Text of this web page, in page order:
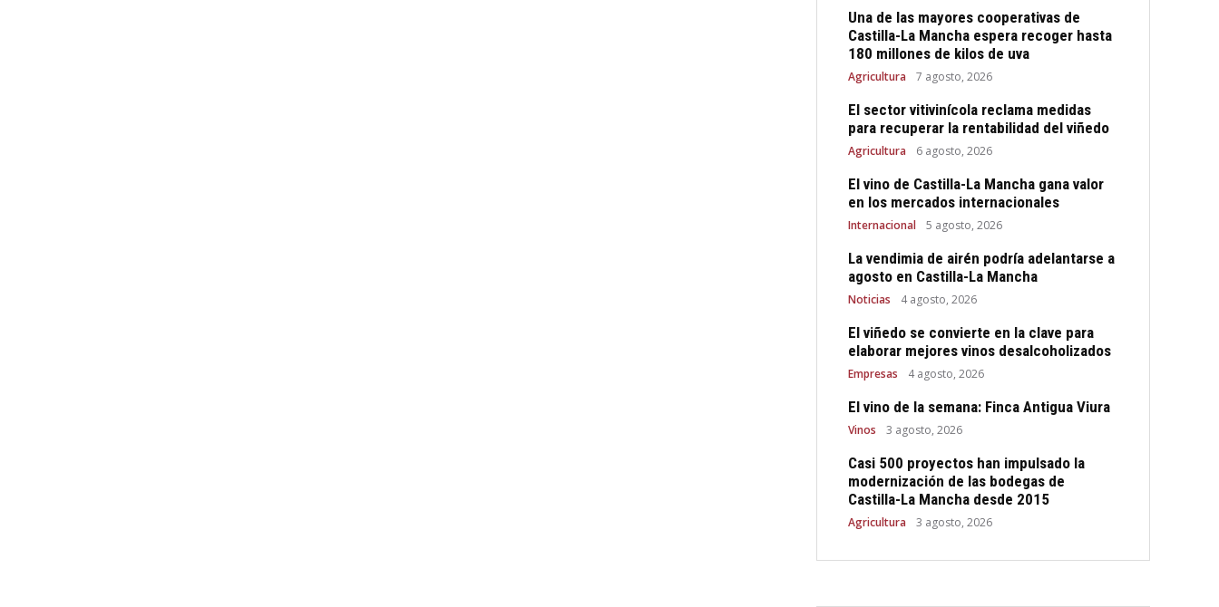
Una de las mayores cooperativas de
Castilla-La Mancha espera recoger hasta
180 millones de kilos de uva
Agricultura 7 agosto, 2026
El sector vitivinícola reclama medidas
para recuperar la rentabilidad del viñedo
Agricultura 6 agosto, 2026
El vino de Castilla-La Mancha gana valor
en los mercados internacionales
Internacional 5 agosto, 2026
La vendimia de airén podría adelantarse a
agosto en Castilla-La Mancha
Noticias 4 agosto, 2026
El viñedo se convierte en la clave para
elaborar mejores vinos desalcoholizados
Empresas 4 agosto, 2026
El vino de la semana: Finca Antigua Viura
Vinos 3 agosto, 2026
Casi 500 proyectos han impulsado la
modernización de las bodegas de
Castilla-La Mancha desde 2015
Agricultura 3 agosto, 2026